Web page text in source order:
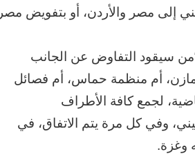
إلى مصر والأردن، أو بتفويض مصر
سيقود التفاوض عن الجانب
مازن، أم منظمة حماس، أم فصائل
لجمع كافة الأطراف
وفي كل مرة يتم الاتفاق، في
وغزة.